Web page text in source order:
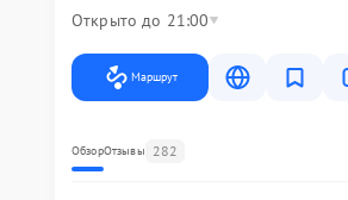
Открыто до 21:00
Маршрут
ОбзорОтзывы 282